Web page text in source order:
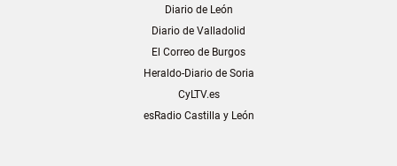
Diario de León
Diario de Valladolid
El Correo de Burgos
Heraldo-Diario de Soria
CyLTV.es
esRadio Castilla y León